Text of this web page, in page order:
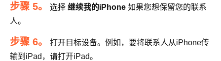
步骤 5。 选择 继续我的iPhone 如果您想保留您的联系
人。
步骤 6。
打开目标设备。例如，要将联系人从iPhone传
输到iPad，请打开iPad。